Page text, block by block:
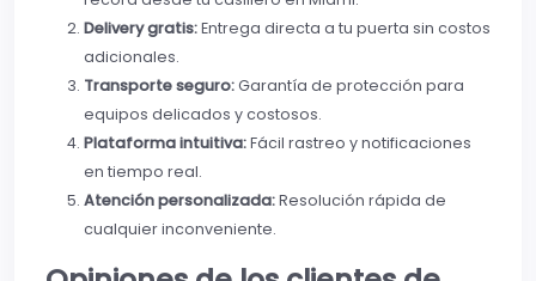
Delivery gratis:Entrega directa a tu puerta sin costos
adicionales.
Transporte seguro:Garantía de protección para
equipos delicados y costosos.
Plataforma intuitiva:Fácil rastreo y notificaciones
en tiempo real.
Atención personalizada:Resolución rápida de
cualquier inconveniente.